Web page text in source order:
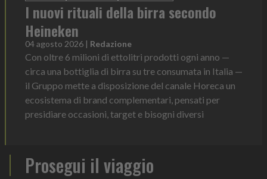
I nuovi rituali della birra secondo
Heineken
04 agosto 2026 | Redazione
Con oltre 6 milioni di ettolitri prodotti ogni anno —
circa una bottiglia di birra su tre consumata in Italia —
il Gruppo mette a disposizione del canale Horeca un
ecosistema di brand complementari, pensati per
presidiare occasioni, target e bisogni diversi
Prosegui il viaggio